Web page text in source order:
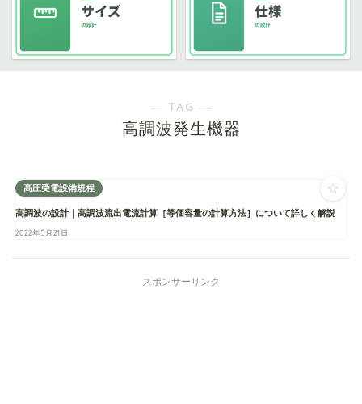
― TAG ―
高調波発生機器
高圧受電設備規程
高調波の設計｜高調波流出電流計算［等価容量の計算方法］について詳しく解説
2022年5月21日
☆
スポンサーリンク